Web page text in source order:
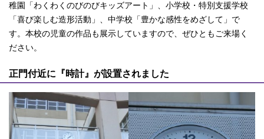
稚園「わくわくのびのびキッズアート」、小学校・特別支援学校
「喜び楽しむ造形活動」、中学校「豊かな感性をめざして」で
す。本校の児童の作品も展示していますので、ぜひともご来場く
ださい。
正門付近に『時計』が設置されました